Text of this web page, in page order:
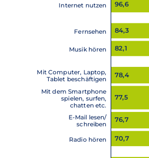
Internet nutzen 96,6
Fernsehen 84,3
Musik hören 82,1
Mit Computer, Laptop,
Tablet beschäftigen
78,4
Mit dem Smartphone
spielen, surfen,
chatten etc.
77,5
E-Mail lesen/
schreiben
76,7
Radio hören 70,7